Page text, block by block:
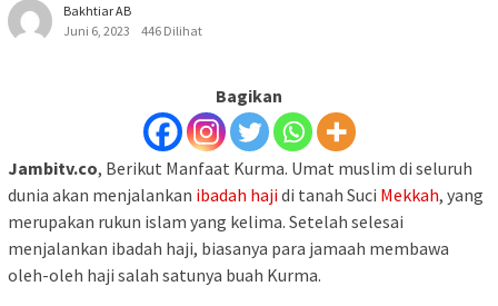
Bakhtiar AB
Juni 6, 2023
446 Dilihat
Bagikan
Jambitv.co, Berikut Manfaat Kurma. Umat muslim di seluruh
dunia akan menjalankan ibadah hajidi tanah Suci Mekkah, yang
merupakan rukun islam yang kelima. Setelah selesai
menjalankan ibadah haji, biasanya para jamaah membawa
oleh-oleh haji salah satunya buah Kurma.